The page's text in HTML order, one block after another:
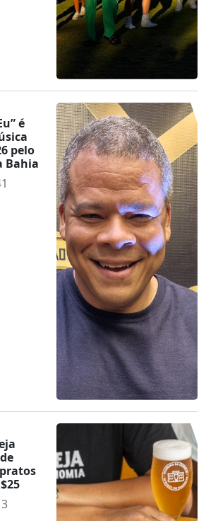
é
pelo
Bahia